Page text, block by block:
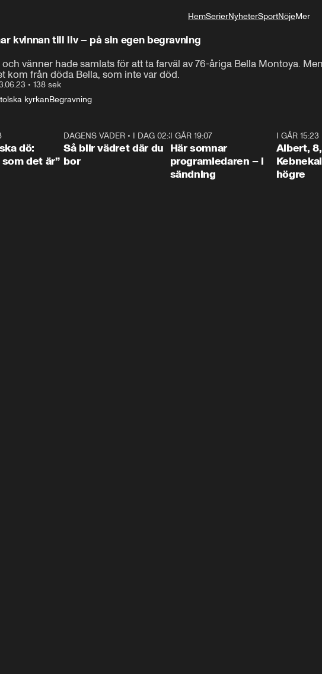
HemSerierNyheterSportNöjeMer
kvinnan till liv – på sin egen begravning
vänner hade samlats för att ta farväl av 76-åriga Bella Montoya.
kom från döda Bella, som inte var död.
• 138 sek
kyrkanBegravning
dö:
det är”
1:06
DAGENS VÄDER • I DAG 02:30
Så blir vädret där du
bor
I GÅR 19:07
Här somnar
programledaren – i
sändning
I GÅR 15:23
Albert,
högre